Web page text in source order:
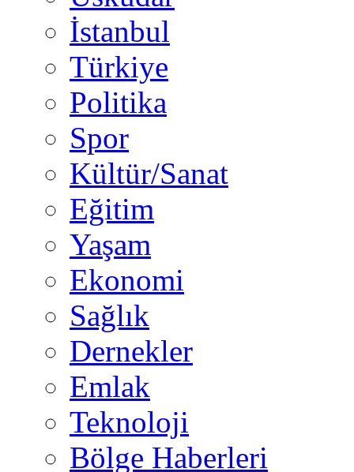
İstanbul
Türkiye
Politika
Spor
Kültür/Sanat
Eğitim
Yaşam
Ekonomi
Sağlık
Dernekler
Emlak
Teknoloji
Bölge Haberleri